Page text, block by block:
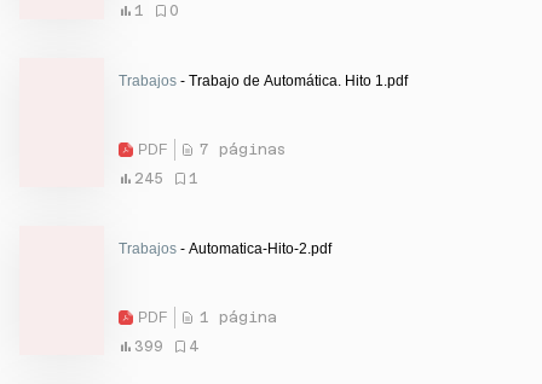
1
0
Trabajos - Trabajo de Automática. Hito 1.pdf
PDF
7 páginas
245
1
Trabajos - Automatica-Hito-2.pdf
PDF
1 página
399
4